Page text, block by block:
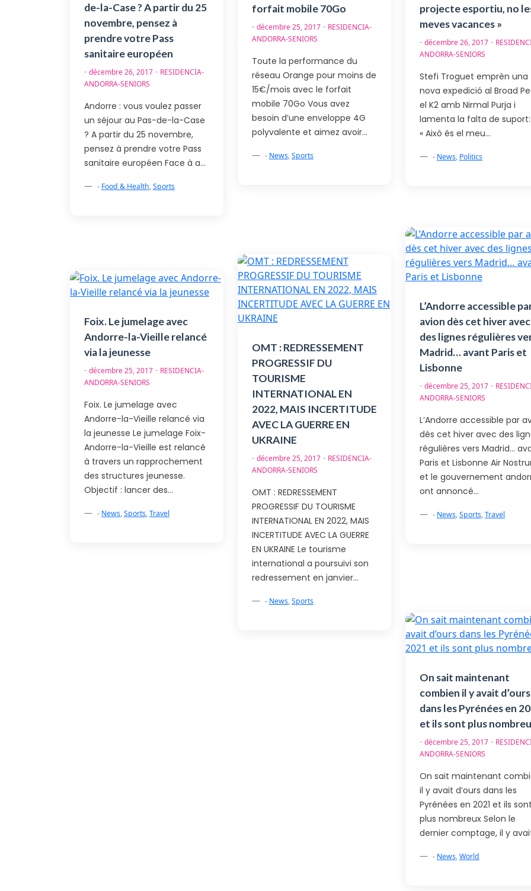
projecte esportiu, no
meves vacances »
- décembre 26, 2017-
ANDORRA-SENIORS
Stefi Troguet emprèn una
nova expedició al Broad
el K2 amb Nirmal Purja i
lamenta la falta de suport:
« Això és el meu…
- News, Politics
de-la-Case ? A partir du 25
novembre, pensez à
prendre votre Pass
sanitaire européen
- décembre 26, 2017 - RESIDENCIA-
ANDORRA-SENIORS
Andorre : vous voulez passer
un séjour au Pas-de-la-Case
? A partir du 25 novembre,
pensez à prendre votre Pass
sanitaire européen Face à a…
- Food & Health,Sports
forfait mobile 70Go
- décembre 25, 2017- RESIDENCIA-
ANDORRA-SENIORS
Toute la performance du
réseau Orange pour moins de
15€/mois avec le forfait
mobile 70Go Vous avez
besoin d’une enveloppe 4G
polyvalente et aimez avoir…
- News,Sports
L’Andorre accessible
avion dès cet hiver avec
des lignes régulières
Madrid… avant Paris et
Lisbonne
- décembre 25, 2017-
ANDORRA-SENIORS
L’Andorre accessible par
dès cet hiver avec des
régulières vers Madrid…
Paris et Lisbonne Air
et le gouvernement
ont annoncé…
- News,Sports,Travel
OMT : REDRESSEMENT
PROGRESSIF DU
TOURISME
INTERNATIONAL EN
2022, MAIS INCERTITUDE
AVEC LA GUERRE EN
UKRAINE
- décembre 25, 2017- RESIDENCIA-
ANDORRA-SENIORS
OMT : REDRESSEMENT
PROGRESSIF DU TOURISME
INTERNATIONAL EN 2022, MAIS
INCERTITUDE AVEC LA GUERRE
EN UKRAINE Le tourisme
international a poursuivi son
redressement en janvier…
- News,Sports
Foix. Le jumelage avec
Andorre-la-Vieille relancé
via la jeunesse
- décembre 25, 2017 - RESIDENCIA-
ANDORRA-SENIORS
Foix. Le jumelage avec
Andorre-la-Vieille relancé via
la jeunesse Le jumelage Foix-
Andorre-la-Vieille est relancé
à travers un rapprochement
des structures jeunesse.
Objectif : lancer des…
- News,Sports,Travel
On sait maintenant
combien il y avait d’ours
dans les Pyrénées en
et ils sont plus
- décembre 25, 2017-
ANDORRA-SENIORS
On sait maintenant
il y avait d’ours dans les
Pyrénées en 2021 et ils
plus nombreux Selon le
dernier comptage, il y
- News,World